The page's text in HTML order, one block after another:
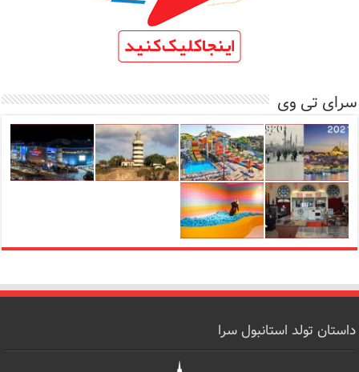
سرای تی وی
داستان تولد استانبول سرا